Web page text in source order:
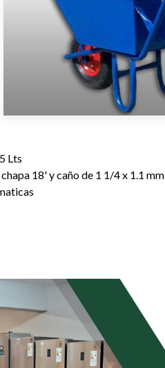
Lts
18' y caño de 1 1/4 x 1.1 mm